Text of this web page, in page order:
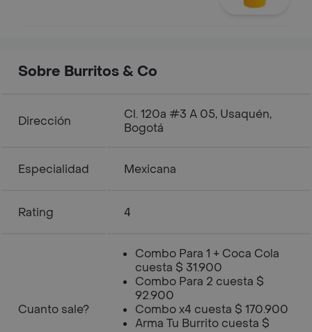
Sobre Burritos & Co
Dirección
Cl. 120a #3 A 05, Usaquén,
Bogotá
Especialidad Mexicana
Rating 4
Cuanto sale?
Combo Para 1 + Coca Cola
cuesta $ 31.900
Combo Para 2 cuesta $
92.900
Combo x4 cuesta $ 170.900
Arma Tu Burrito cuesta $